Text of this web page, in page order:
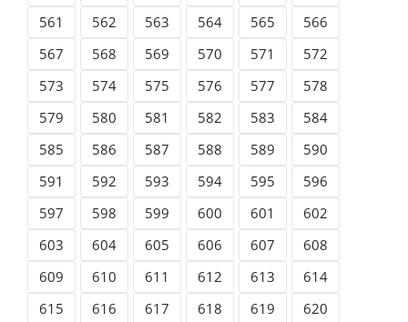
561
562 563 564 565
566
567
568 569 570 571
572
573
574 575 576 577
578
579
580 581 582 583
584
585
586 587 588 589
590
591
592 593 594 595
596
597
598 599 600 601
602
603
604 605 606 607
608
609
610 611 612 613
614
615
616 617 618 619
620